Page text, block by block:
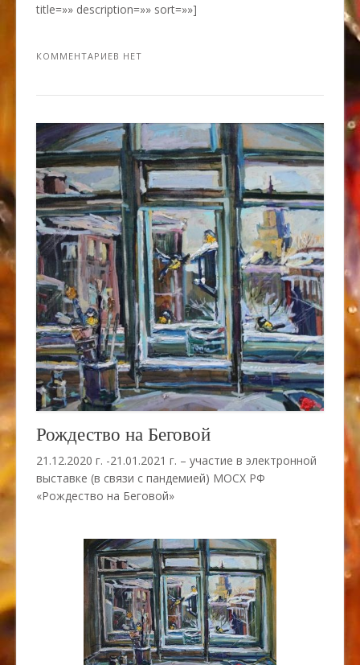
title=»» description=»» sort=»»]
КОММЕНТАРИЕВ НЕТ
Рождество на Беговой
21.12.2020 г. -21.01.2021 г. – участие в электронной
выставке (в связи с пандемией) МОСХ РФ
«Рождество на Беговой»